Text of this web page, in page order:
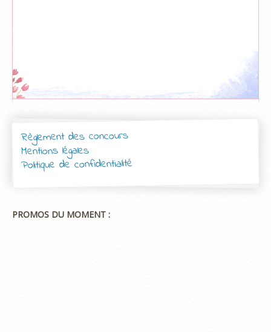
Règlement des concours
Mentions légales
Politique de confidentialité
PROMOS DU MOMENT :